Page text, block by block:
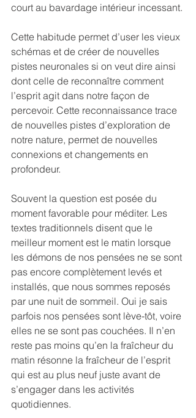
court au bavardage intérieur incessant.
Cette habitude permet d’user les vieux
schémas et de créer de nouvelles
pistes neuronales si on veut dire ainsi
dont celle de reconnaître comment
l’esprit agit dans notre façon de
percevoir. Cette reconnaissance trace
de nouvelles pistes d’exploration de
notre nature, permet de nouvelles
connexions et changements en
profondeur.
Souvent la question est posée du
moment favorable pour méditer. Les
textes traditionnels disent que le
meilleur moment est le matin lorsque
les démons de nos pensées ne se sont
pas encore complètement levés et
installés, que nous sommes reposés
par une nuit de sommeil. Oui je sais
parfois nos pensées sont lève-tôt, voire
elles ne se sont pas couchées. Il n’en
reste pas moins qu’en la fraîcheur du
matin résonne la fraîcheur de l’esprit
qui est au plus neuf juste avant de
s’engager dans les activités
quotidiennes.